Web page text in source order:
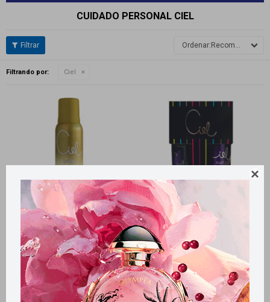

CUIDADO PERSONAL CIEL
Recomendados
Filtrando por: Ciel
LlegaMAÑANA
LlegaMAÑANA
Desodorante En Aerosol Ciel
D'or 123 Ml
Llega
Llega MAÑANA
Pack Ciel Nuit Body Mist
125ml + Deo 123ml